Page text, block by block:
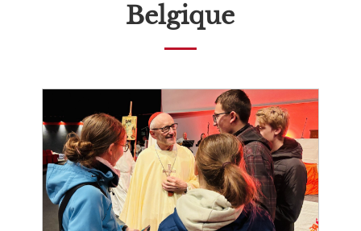
Belgique